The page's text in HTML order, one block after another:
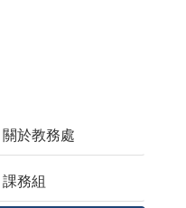
關於教務處
課務組